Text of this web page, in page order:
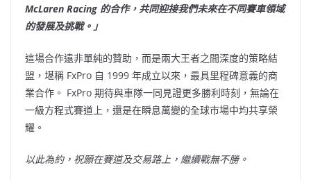
McLaren Racing 的合作，共同迎接我們未來在不同賽車領域
的發展及挑戰。」
這場合作遠非單純的贊助，而是兩大王者之間深度的策略結
盟，堪稱 FxPro 自 1999 年成立以來，最具里程碑意義的商
業合作。 FxPro 期待與車隊一同見證更多勝利時刻，無論在
一級方程式賽道上，還是在瞬息萬變的全球市場中均共享榮
耀。
以此為約，祝願在賽道及交易路上，繼續戰無不勝。